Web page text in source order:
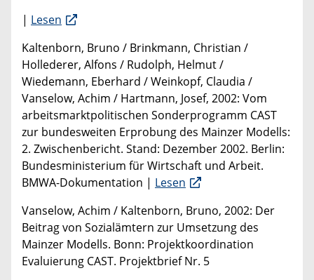
| Lesen
Kaltenborn, Bruno / Brinkmann, Christian /
Hollederer, Alfons / Rudolph, Helmut /
Wiedemann, Eberhard / Weinkopf, Claudia /
Vanselow, Achim / Hartmann, Josef, 2002: Vom
arbeitsmarktpolitischen Sonderprogramm CAST
zur bundesweiten Erprobung des Mainzer Modells:
2. Zwischenbericht. Stand: Dezember 2002. Berlin:
Bundesministerium für Wirtschaft und Arbeit.
BMWA-Dokumentation | Lesen
Vanselow, Achim / Kaltenborn, Bruno, 2002: Der
Beitrag von Sozialämtern zur Umsetzung des
Mainzer Modells. Bonn: Projektkoordination
Evaluierung CAST. Projektbrief Nr. 5